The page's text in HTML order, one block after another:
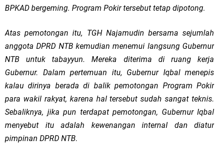
BPKAD bergeming. Program Pokir tersebut tetap dipotong.
Atas pemotongan itu, TGH Najamudin bersama sejumlah
anggota DPRD NTB kemudian menemui langsung Gubernur
NTB untuk tabayyun. Mereka diterima di ruang kerja
Gubernur. Dalam pertemuan itu, Gubernur Iqbal menepis
kalau dirinya berada di balik pemotongan Program Pokir
para wakil rakyat, karena hal tersebut sudah sangat teknis.
Sebaliknya, jika pun terdapat pemotongan, Gubernur Iqbal
menyebut itu adalah kewenangan internal dan diatur
pimpinan DPRD NTB.